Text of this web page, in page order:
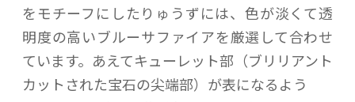
をモチーフにしたりゅうずには、色が淡くて透
明度の高いブルーサファイアを厳選して合わせ
ています。あえてキューレット部（ブリリアント
カットされた宝石の尖端部）が表になるよう